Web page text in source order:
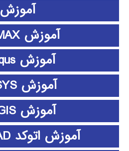
آموزش
آموزش 3D MAX
آموزش abaqus
آموزش ANSYS
آموزش ArcGIS
آموزش اتوکد AUTOCAD